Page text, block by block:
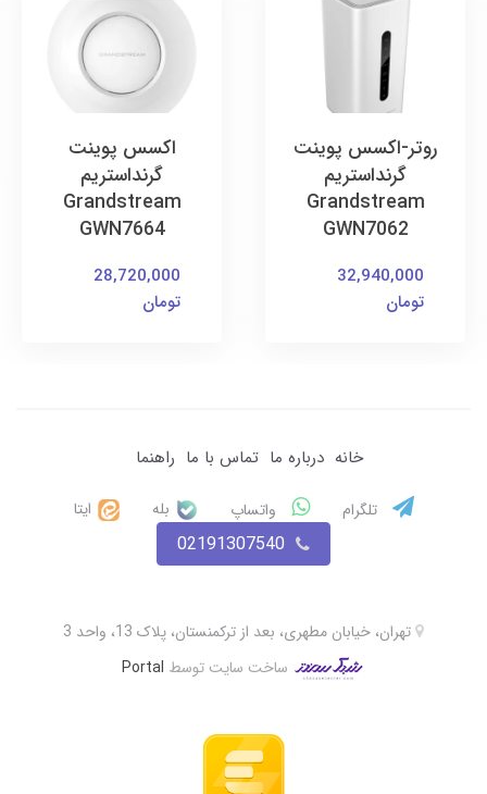
روتر-اکسس پوینت
گرنداستریم
Grandstream
GWN7062
32,940,000
تومان
اکسس پوینت
گرنداستریم
Grandstream
GWN7664
28,720,000
تومان
خانه درباره ما تماس با ما راهنما
تلگرام واتساپ بله ایتا
02191307540
ساخت سایت توسط Portal
تهران، خیابان مطهری، بعد از ترکمنستان، پلاک 13، واحد 3